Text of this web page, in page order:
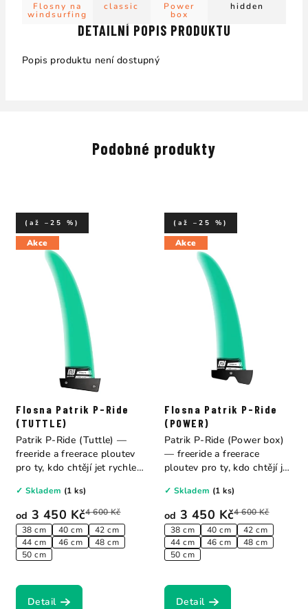
DETAILNÍ POPIS PRODUKTU
Popis produktu není dostupný
Flosny na
windsurfing
classic Power
box
hidden
Podobné produkty
Akce
Flosna Patrik P-Ride
(TUTTLE)
od 3 450 Kč4 600 Kč
(až –25 %)
38 cm 40 cm
42 cm
44 cm
46 cm
48 cm
50 cm
✓ Skladem (1 ks)
Detail
Patrik P-Ride (Tuttle) —
freeride a freerace ploutev
pro ty, kdo chtějí jet rychle
Akce
Flosna Patrik P-Ride
(POWER)
od 3 450 Kč4 600 Kč
(až –25 %)
38 cm 40 cm
42 cm
44 cm
46 cm
48 cm
50 cm
✓ Skladem (1 ks)
Detail
Patrik P-Ride (Power box)
— freeride a freerace
ploutev pro ty, kdo chtějí jet